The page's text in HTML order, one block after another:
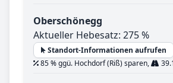
Oberschönegg
Aktueller Hebesatz: 275 %
Standort-Informationen aufrufen
85 % ggü. Hochdorf (Riß) sparen,